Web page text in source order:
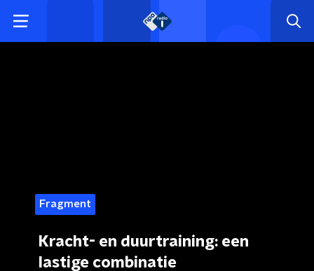
Fragment
Kracht- en duurtraining: een
lastige combinatie